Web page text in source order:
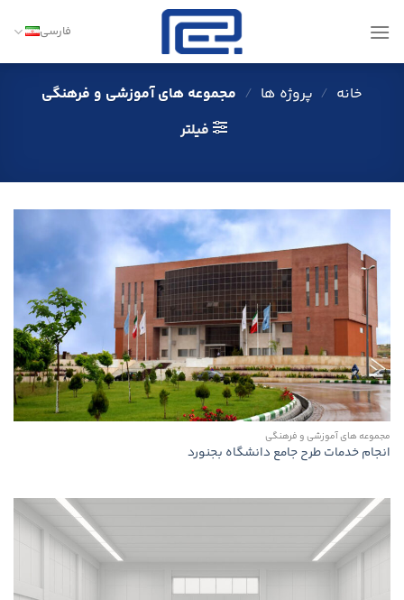
فارسی
خانه / پروژه ها / مجموعه های آموزشی و فرهنگی
فیلتر
مجموعه های آموزشی و فرهنگی
انجام خدمات طرح جامع دانشگاه بجنورد